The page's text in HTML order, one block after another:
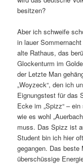
besitzen?
Aber ich schweife
in lauer
alte Rathaus, das
Glockenturm im
der Letzte Man
„Woyzeck“, den ich
Eignungstest für das
Ecke im „Spizz“ –
wie es wohl
muss. Das Spizz ist
Student bin ich hier
gegangen. Das beste
überschüssige